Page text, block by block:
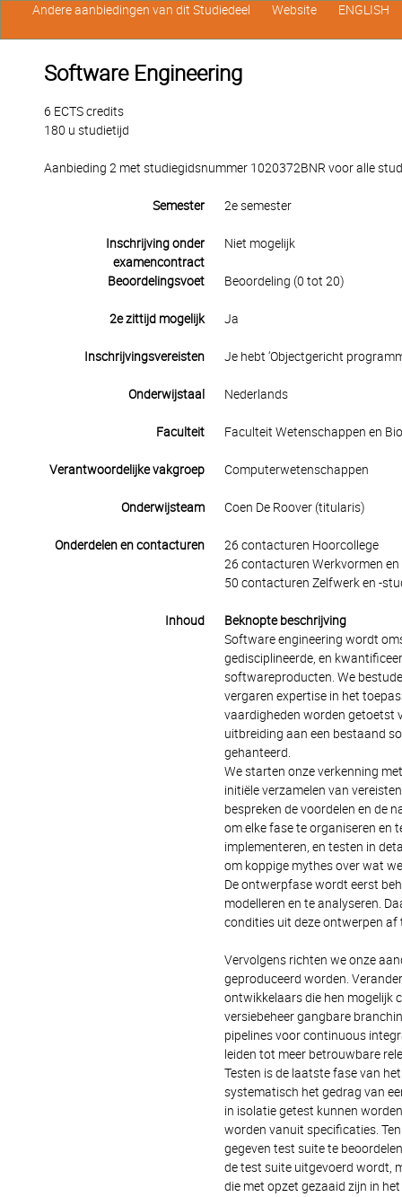
Software Engineering
6 ECTS credits
180 u studietijd
Aanbieding 2 met studiegidsnummer 1020372BNR voor alle
Semester 2e semester
Inschrijving onder
examencontract
Niet mogelijk
Beoordelingsvoet Beoordeling (0 tot 20)
2e zittijd mogelijk Ja
Inschrijvingsvereisten Je hebt ‘Objectgericht
Onderwijstaal Nederlands
Faculteit Faculteit Wetenschappen en
Verantwoordelijke vakgroep Computerwetenschappen
Onderwijsteam Coen De Roover (titularis)
Onderdelen en contacturen
26 contacturen Hoorcollege
26 contacturen Werkvormen en
50 contacturen Zelfwerk en -
Inhoud
Beknopte beschrijving
Software engineering wordt
gedisciplineerde, en
softwareproducten. We
vergaren expertise in het
vaardigheden worden getoetst
uitbreiding aan een bestaand
gehanteerd.
We starten onze verkenning
initiële verzamelen van
bespreken de voordelen en de
om elke fase te organiseren en
implementeren, en testen in
om koppige mythes over wat
De ontwerpfase wordt eerst
modelleren en te analyseren.
condities uit deze ontwerpen
Vervolgens richten we onze
geproduceerd worden.
ontwikkelaars die hen mogelijk
versiebeheer gangbare
pipelines voor continuous
leiden tot meer betrouwbare
Testen is de laatste fase van
systematisch het gedrag van
in isolatie getest kunnen
worden vanuit specificaties.
gegeven test suite te
de test suite uitgevoerd wordt,
die met opzet gezaaid zijn in
Andere aanbiedingen van dit Studiedeel Website ENGLISH